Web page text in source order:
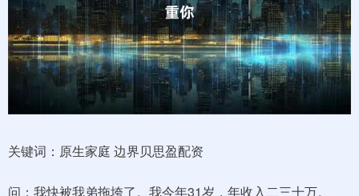
关键词：原生家庭 边界贝思盈配资
问：我快被我弟拖垮了。我今年31岁，年收入二三十万。